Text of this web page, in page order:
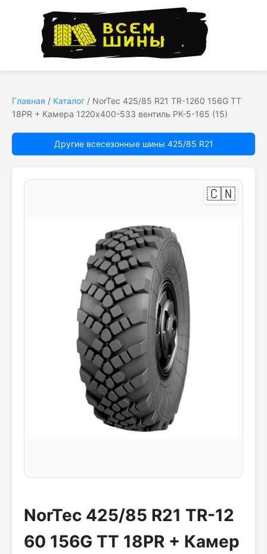
Главная / Каталог / NorTec 425/85 R21 TR-1260 156G TT
18PR + Камера 1220x400-533 вентиль РК-5-165 (15)
Другие всесезонные шины 425/85 R21
🇨🇳
NorTec 425/85 R21 TR-12
60 156G TT 18PR + Камер